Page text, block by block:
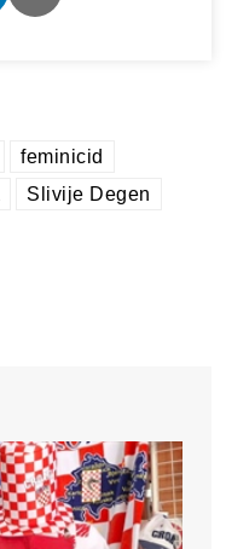
feminicid
Slivije Degen